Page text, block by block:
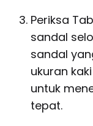
Periksa
sandal
sandal
ukuran
untuk
tepat.